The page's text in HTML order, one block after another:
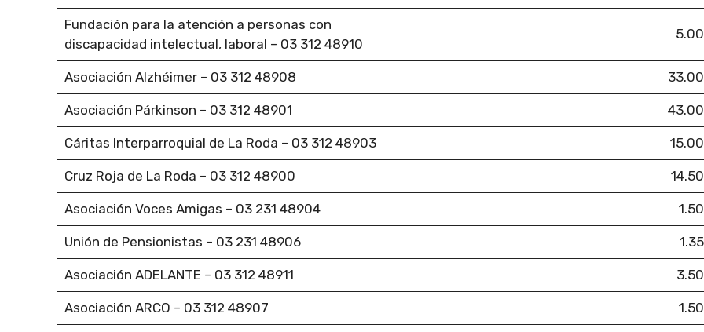
Fundación para la atención a personas con
discapacidad intelectual, laboral – 03 312 48910
Asociación Alzhéimer – 03 312 48908
Asociación Párkinson – 03 312 48901
Cáritas Interparroquial de La Roda – 03 312 48903
Cruz Roja de La Roda – 03 312 48900
Asociación Voces Amigas – 03 231 48904
Unión de Pensionistas – 03 231 48906
Asociación ADELANTE – 03 312 48911
Asociación ARCO – 03 312 48907